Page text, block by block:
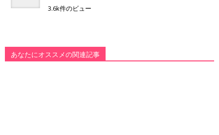
3.6k件のビュー
あなたにオススメの関連記事